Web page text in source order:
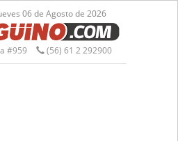
06 de Agosto de 2026
#959 (56) 61 2 292900